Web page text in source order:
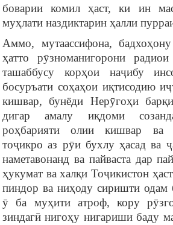
боварии комил ҳаст, ки ин
муҳлати наздиктарин ҳалли
Аммо, мутаассифона,
ҳатто рӯзноманигорони
ташаббусу корҳои наҷибу
босуръати соҳаҳои иқтисодию
кишвар, бунёди Нерӯгоҳи
дигар амалу иқдоми
роҳбарияти олии кишвар
тоҷикро аз рӯи бухлу ҳасад ва
наметавонанд ва пайваста дар
ҳукумат ва халқи Тоҷикистон
пиндор ва ниҳоду сиришти одам
ӯ ба муҳити атроф, кору
зиндагӣ нигоҳу нигариши баду